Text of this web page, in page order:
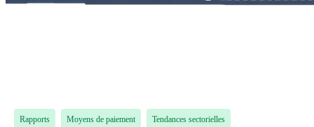
Rapports Moyens de paiement Tendances sectorielles